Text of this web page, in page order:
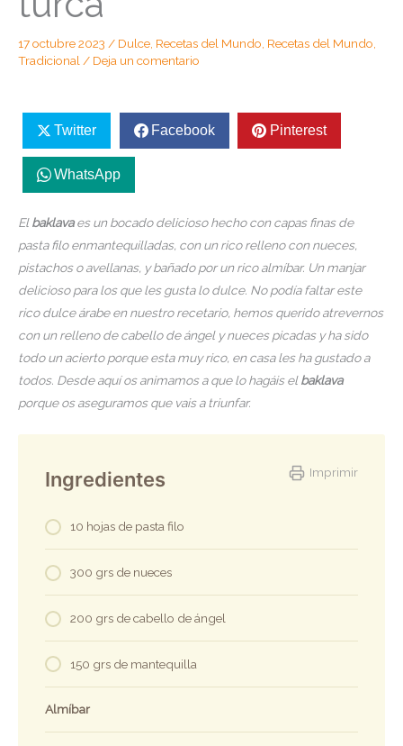
17 octubre 2023 / Dulce Recetas del Mundo Recetas del Mundo
Tradicional / Deja un comentario
Twitter Facebook Pinterest
WhatsApp
Elbaklavaes un bocado delicioso hecho con capas finas de
pasta filo enmantequilladas, con un rico relleno con nueces,
pistachos o avellanas, y bañado por un rico almíbar. Un manjar
delicioso para los que les gusta lo dulce. No podía faltar este
rico dulce árabe en nuestro recetario, hemos querido atrevernos
con un relleno de cabello de ángel y nueces picadas y ha sido
todo un acierto porque esta muy rico, en casa les ha gustado a
todos. Desde aquí os animamos a que lo hagáis elbaklava
porque os aseguramos que vais a triunfar.
Imprimir
Ingredientes
10 hojas de pasta filo
300 grs de nueces
200 grs de cabello de ángel
150 grs de mantequilla
Almíbar